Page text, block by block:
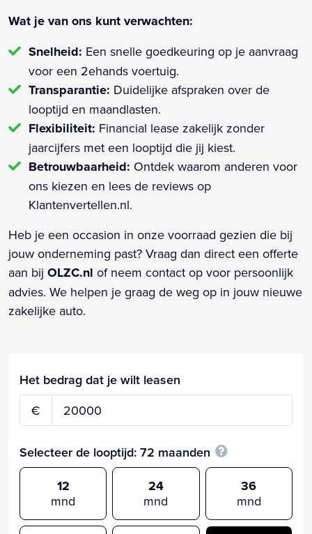
Wat je van ons kunt verwachten:
Snelheid: Een snelle goedkeuring op je aanvraag
voor een 2ehands voertuig.
Transparantie: Duidelijke afspraken over de
looptijd en maandlasten.
Flexibiliteit: Financial lease zakelijk zonder
jaarcijfers met een looptijd die jij kiest.
Betrouwbaarheid: Ontdek waarom anderen voor
ons kiezen en lees de reviews op
Klantenvertellen.nl.
Heb je een occasion in onze voorraad gezien die bij
jouw onderneming past? Vraag dan direct een offerte
aan bij OLZC.nl of neem contact op voor persoonlijk
advies. We helpen je graag de weg op in jouw nieuwe
zakelijke auto.
Het bedrag dat je wilt leasen
€
Selecteer de looptijd: 72 maanden
12
mnd
24
mnd
36
mnd